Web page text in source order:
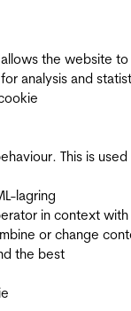
the website to
analysis and
This is
lagring
in context with
or change
the best